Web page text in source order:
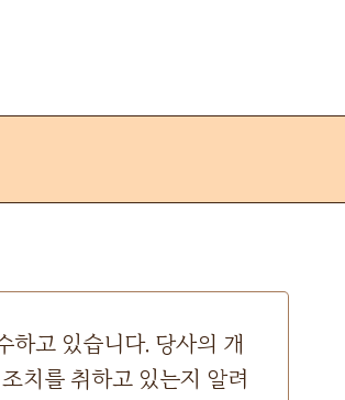
하고 있습니다. 당사의 개
치를 취하고 있는지 알려